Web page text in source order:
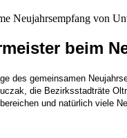
Neujahrsempfang von
beim
des gemeinsamen
die Bezirksstadträte
und natürlich viele